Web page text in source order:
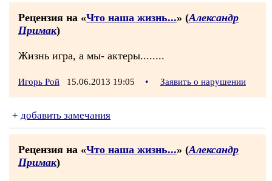
Рецензия на «Что наша жизнь...» (Александр
Примак)
Жизнь игра, а мы- актеры........
Игорь Рой 15.06.2013 19:05 • Заявить о нарушении
+ добавить замечания
Рецензия на «Что наша жизнь...» (Александр
Примак)